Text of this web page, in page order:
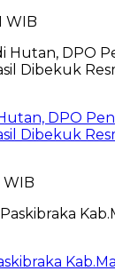
WIB
DPO
Dibekuk
WIB